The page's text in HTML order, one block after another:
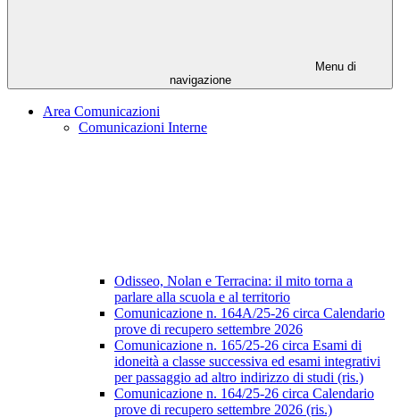
Menu di
navigazione
Area Comunicazioni
Comunicazioni Interne
Odisseo, Nolan e Terracina: il mito torna a
parlare alla scuola e al territorio
Comunicazione n. 164A/25-26 circa Calendario
prove di recupero settembre 2026
Comunicazione n. 165/25-26 circa Esami di
idoneità a classe successiva ed esami integrativi
per passaggio ad altro indirizzo di studi (ris.)
Comunicazione n. 164/25-26 circa Calendario
prove di recupero settembre 2026 (ris.)